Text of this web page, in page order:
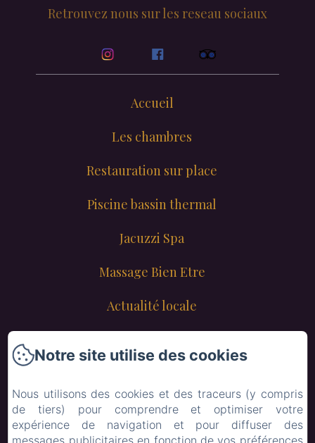
Retrouvez nous sur les reseau sociaux
Accueil
Les chambres
Restauration sur place
Piscine bassin thermal
Jacuzzi Spa
Massage Bien Etre
Actualité locale
Mail
Notre site utilise des cookies
Nous utilisons des cookies et des traceurs (y compris
de tiers) pour comprendre et optimiser votre
expérience de navigation et pour diffuser des
messages publicitaires en fonction de vos préférences